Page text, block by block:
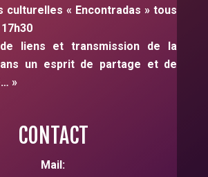
culturelles « Encontradas » tous
liens et transmission de la
un esprit de partage et de
»
CONTACT
Mail: